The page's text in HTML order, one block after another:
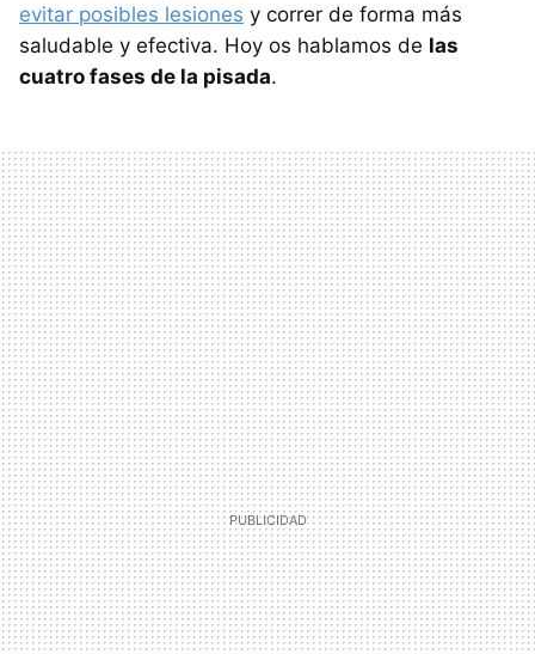
evitar posibles lesiones y correr de forma más
saludable y efectiva. Hoy os hablamos de las
cuatro fases de la pisada.